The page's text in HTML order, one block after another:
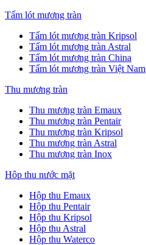
Tấm lót mương tràn
Tấm lót mương tràn Kripsol
Tấm lót mương tràn Astral
Tấm lót mương tràn China
Tấm lót mương tràn Việt Nam
Thu mương tràn
Thu mương tràn Emaux
Thu mương tràn Pentair
Thu mương tràn Kripsol
Thu mương tràn Astral
Thu mương tràn Inox
Hôp thu nước mặt
Hộp thu Emaux
Hộp thu Pentair
Hộp thu Kripsol
Hộp thu Astral
Hộp thu Waterco